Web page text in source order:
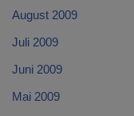
August 2009
Juli 2009
Juni 2009
Mai 2009